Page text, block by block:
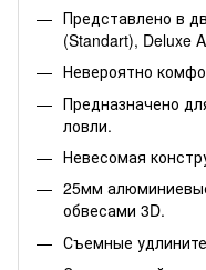
Представлено в
(Standart), Deluxe
Невероятно
Предназначено
ловли.
Невесомая
25мм
обвесами 3D.
Съемные